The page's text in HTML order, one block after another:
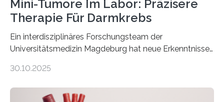
Mini-Tumore Im Labor: Präzisere
Therapie Für Darmkrebs
Ein interdisziplinäres Forschungsteam der
Universitätsmedizin Magdeburg hat neue Erkenntnisse
behandelt werden kann. In ihrer aktuellen Studie,
Oncology, zeigen die Forschenden, dass Mini-Tumore
30.10.2025